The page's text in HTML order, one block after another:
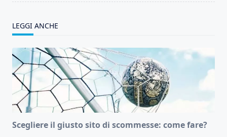
LEGGI ANCHE
Scegliere il giusto sito di scommesse: come fare?